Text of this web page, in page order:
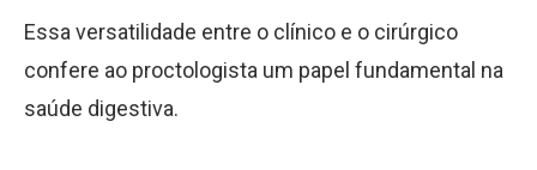
Essa versatilidade entre o clínico e o cirúrgico
confere ao proctologista um papel fundamental na
saúde digestiva.